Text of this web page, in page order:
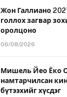
Жон Галлиано
голлох загвар
оролцоно
06/08/2026
Мишель Йео Ёко
намтарчилсан
бүтээхийг хүсдэг